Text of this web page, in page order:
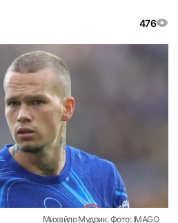
476
Михайло Мудрик. Фото: IMAGO